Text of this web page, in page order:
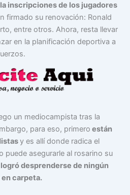
la inscripciones de los jugadores
firmado su renovación: Ronald
entre otros. Ahora, resta llevar
en la planificación deportiva a
un mediocampista tras la
para eso, primero están
y es allí donde radica el
puede asegurarle al rosarino su
desprenderse de ningún
carpeta.